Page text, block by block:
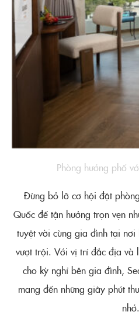
Phòng hướng phố
Đừng bỏ lỡ cơ hội đặt
Quốc để tận hưởng trọn vẹn
tuyệt vời cùng gia đình tại
vượt trội. Với vị trí đắc địa và
cho kỳ nghỉ bên gia đình,
mang đến những giây phút
nhớ.